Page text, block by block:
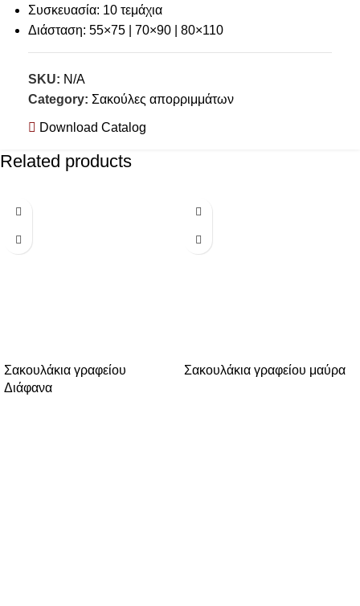
Συσκευασία: 10 τεμάχια
Διάσταση: 55×75 | 70×90 | 80×110
SKU: N/A
Category: Σακούλες απορριμμάτων
Download Catalog
Related products
Σακουλάκια γραφείου
Διάφανα
Σακουλάκια γραφείου μαύρα